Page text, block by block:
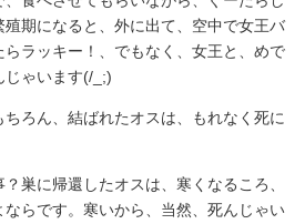
期になると、外に出て、空中で女王バ
ラッキー！、でもなく、女王と、めで
じゃいます(/_;)
ろん、結ばれたオスは、もれなく死に
巣に帰還したオスは、寒くなるころ、
らです。寒いから、当然、死んじゃい